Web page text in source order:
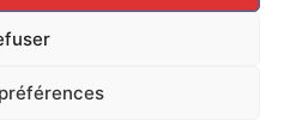
luttes ? Faites un don à la
solidarité !
UN DON